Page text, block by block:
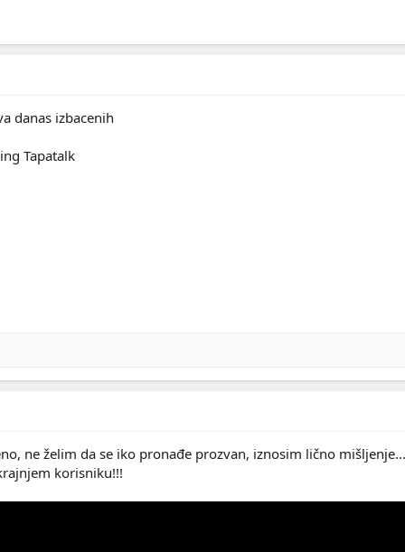
danas izbacenih
Tapatalk
ne želim da se iko pronađe prozvan, iznosim lično
korisniku!!!